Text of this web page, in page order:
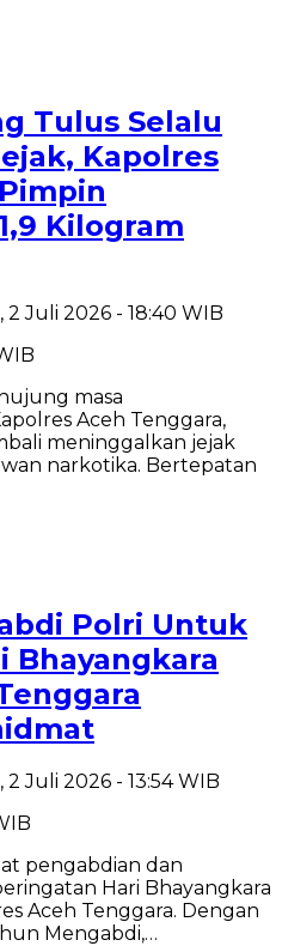
Tulus Selalu
Kapolres
Kilogram
2 Juli 2026 - 18:40 WIB
masa
Aceh Tenggara,
meninggalkan jejak
narkotika. Bertepatan
Polri Untuk
Bhayangkara
2 Juli 2026 - 13:54 WIB
pengabdian dan
Hari Bhayangkara
Aceh Tenggara. Dengan
Mengabdi,…